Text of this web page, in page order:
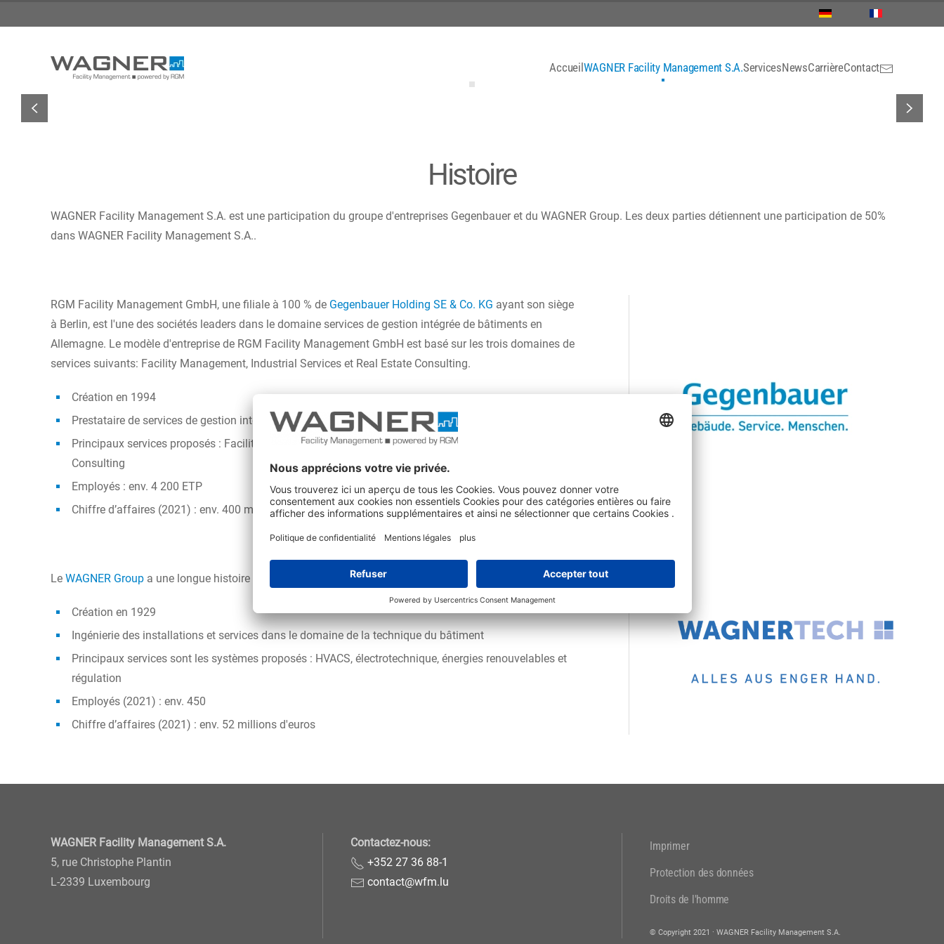
Accueil WAGNER Facility Management S.A.ServicesNewsCarrièreContact
Histoire
WAGNER Facility Management S.A. est une participation du groupe d'entreprises Gegenbauer et du WAGNER Group. Les deux parties détiennent une participation de 50%
dans WAGNER Facility Management S.A..
RGM Facility Management GmbH, une filiale à 100 % de Gegenbauer Holding SE & Co. KG ayant son siège
à Berlin, est l'une des sociétés leaders dans le domaine services de gestion intégrée de bâtiments en
Allemagne. Le modèle d'entreprise de RGM Facility Management GmbH est basé sur les trois domaines de
services suivants: Facility Management, Industrial Services et Real Estate Consulting.
Création en 1994
Prestataire de services de gestion intégrée de bâtiments à caractère technique
Principaux services proposés : Facility Management (TGM/IGM), Industrial Services et Real Estate
Consulting
Employés : env. 4 200 ETP
Chiffre d’affaires (2021) : env. 400 millions d'euros
Le WAGNER Group a une longue histoire avec ses services techniques liés au bâtiment.
Création en 1929
Ingénierie des installations et services dans le domaine de la technique du bâtiment
Principaux services sont les systèmes proposés : HVACS, électrotechnique, énergies renouvelables et
régulation
Employés (2021) : env. 450
Chiffre d’affaires (2021) : env. 52 millions d'euros
WAGNER Facility Management S.A.
5, rue Christophe Plantin
L-2339 Luxembourg
Contactez-nous:
+352 27 36 88-1
contact@wfm.lu
Imprimer
Protection des données
Droits de l'homme
© Copyright 2021 · WAGNER Facility Management S.A.